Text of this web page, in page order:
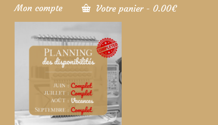
Mon compte Votre panier - 0.00€